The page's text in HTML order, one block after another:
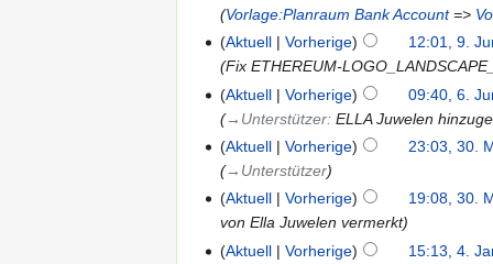
Vorlage:Planraum Bank Account=>
Aktuell
Vorherige
12:01, 9.
Fix ETHEREUM-
Aktuell
Vorherige
09:40, 6.
→‎Unterstützer:ELLA Juwelen
Aktuell
Vorherige
23:03, 30.
→‎Unterstützer
Aktuell
Vorherige
19:08, 30.
von Ella Juwelen vermerkt
Aktuell
Vorherige
15:13, 4.